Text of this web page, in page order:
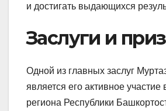
и достигать выдающихся
Заслуги и
Одной из главных заслуг
является его активное участие
региона Республики